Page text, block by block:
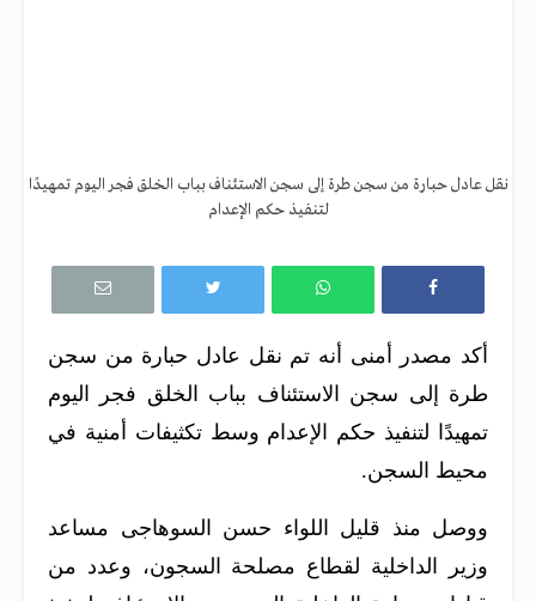
نقل عادل حبارة من سجن طرة إلى سجن الاستئناف بباب الخلق فجر اليوم تمهيدًا
لتنفيذ حكم الإعدام
أكد مصدر أمنى أنه تم نقل عادل حبارة من سجن
طرة إلى سجن الاستئناف بباب الخلق فجر اليوم
تمهيدًا لتنفيذ حكم الإعدام وسط تكثيفات أمنية في
محيط السجن.
ووصل منذ قليل اللواء حسن السوهاجى مساعد
وزير الداخلية لقطاع مصلحة السجون، وعدد من